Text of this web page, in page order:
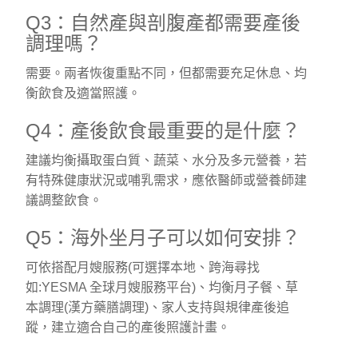
Q3：自然產與剖腹產都需要產後
調理嗎？
需要。兩者恢復重點不同，但都需要充足休息、均
衡飲食及適當照護。
Q4：產後飲食最重要的是什麼？
建議均衡攝取蛋白質、蔬菜、水分及多元營養，若
有特殊健康狀況或哺乳需求，應依醫師或營養師建
議調整飲食。
Q5：海外坐月子可以如何安排？
可依搭配月嫂服務(可選擇本地、跨海尋找
如:YESMA 全球月嫂服務平台)、均衡月子餐、草
本調理(漢方藥膳調理)、家人支持與規律產後追
蹤，建立適合自己的產後照護計畫。